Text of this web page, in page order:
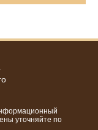
уточняйте по